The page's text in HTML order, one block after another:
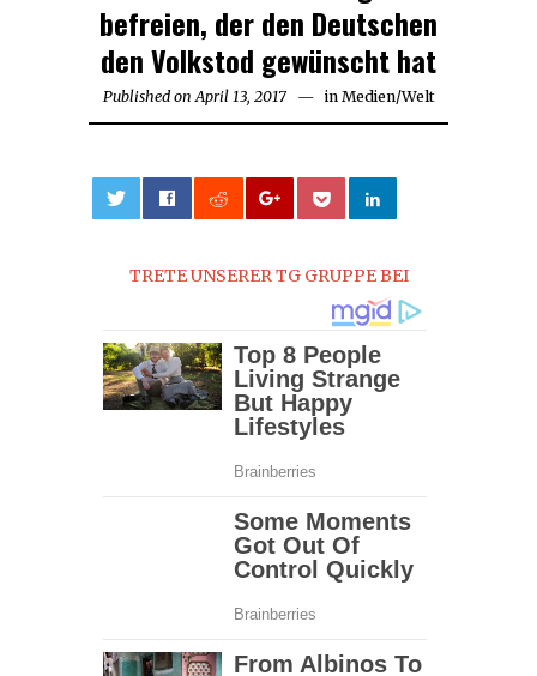
befreien, der den Deutschen
den Volkstod gewünscht hat
Published on April 13, 2017April in Medien/Welt
TRETE UNSERER TG GRUPPE BEI